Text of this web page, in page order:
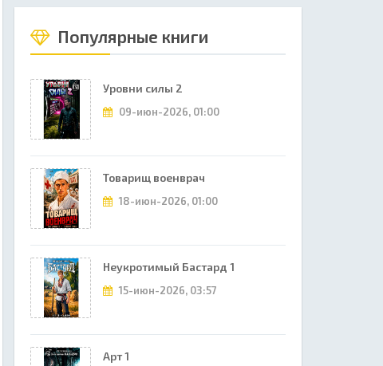
Популярные книги
Уровни силы 2
09-июн-2026, 01:00
Товарищ военврач
18-июн-2026, 01:00
Неукротимый Бастард 1
15-июн-2026, 03:57
Арт 1